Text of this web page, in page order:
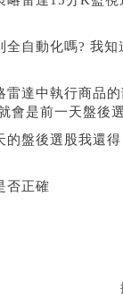
全自動化嗎? 我知
雷達中執行商品
會是前一天盤後
的盤後選股我還
否正確